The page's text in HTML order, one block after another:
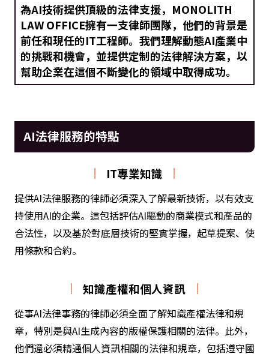
為AI技術提供頂級的法律支援，MONOLITH
LAW OFFICE擁有一支律師團隊，他們的背景是
前任和現任的IT工程師。我們理解動態AI產業中
的挑戰和機會，並提供定制的法律解決方案，以
幫助企業在這個不斷變化的領域中取得成功。
AI法律服務的特點
IT專業知識
提供AI法律服務的律師必須深入了解最新技術，以有效支
持使用AI的企業。這包括評估AI驅動的商業模式和產品的
合法性，以及基於對底層技術的堅實掌握，起草提案、使
用條款和合約。
知識產權和個人資訊
從事AI法律事務的律師必須全面了解知識產權法律和規
章，特別是與AI生成內容的版權保護相關的法律。此外，
他們還必須精通個人資訊相關的法律和規章，包括遵守國